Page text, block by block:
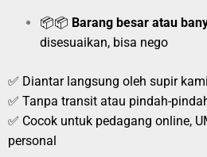
📦📦 Barang besar atau
disesuaikan, bisa nego
✅ Diantar langsung oleh supir kami
✅ Tanpa transit atau pindah-
✅ Cocok untuk pedagang online,
personal